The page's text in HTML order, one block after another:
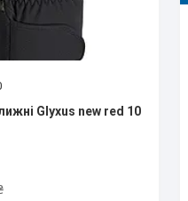
Glyxus new red 10